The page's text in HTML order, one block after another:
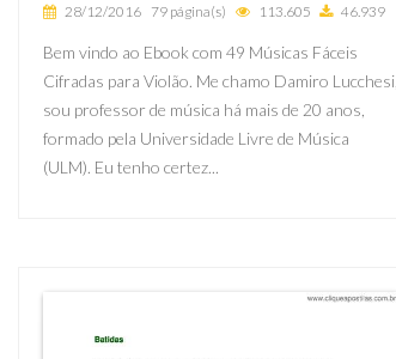
28/12/2016 79 página(s) 113.605 46.939
Bem vindo ao Ebook com 49 Músicas Fáceis
Cifradas para Violão. Me chamo Damiro Lucchesi,
sou professor de música há mais de 20 anos,
formado pela Universidade Livre de Música
(ULM). Eu tenho certez...